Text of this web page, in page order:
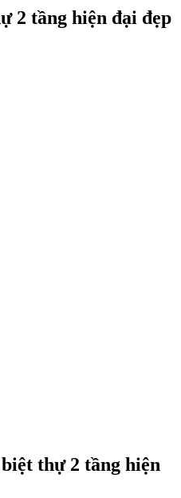
2 tầng hiện đại đẹp
thự 2 tầng hiện